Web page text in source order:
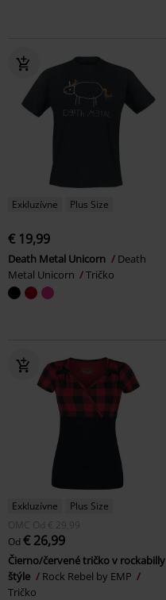
Exkluzívne Plus Size
€ 19,99
Death Metal Unicorn
Death
Metal Unicorn
Tričko
Exkluzívne
Plus Size
OMC Od € 29,99
Od € 26,99
Čierno/červené tričko v rockabilly
štýle
Rock Rebel by EMP
Tričko